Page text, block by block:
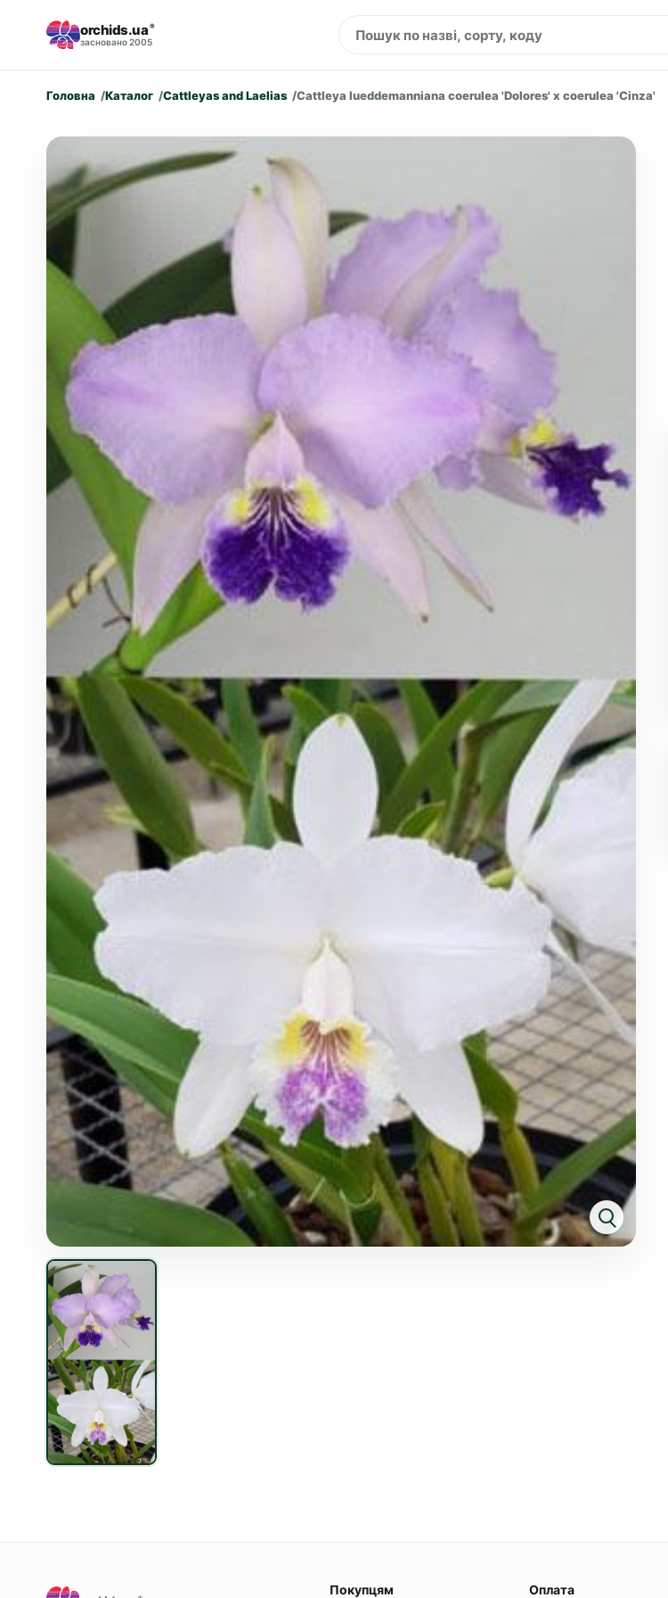
orchids.ua ®
засновано 2005
Головна Каталог Cattleyas and Laelias Cattleya lueddemanniana coerulea 'Dolores' x coerulea 'Cinza'
Покупцям Оплата